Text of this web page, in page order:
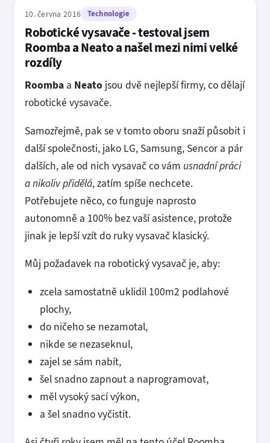
10. června 2016 Technologie
Robotické vysavače - testoval jsem
Roomba a Neato a našel mezi nimi velké
rozdíly
Roomba a Neato jsou dvě nejlepší firmy, co dělají
robotické vysavače.
Samozřejmě, pak se v tomto oboru snaží působit i
další společnosti, jako LG, Samsung, Sencor a pár
dalších, ale od nich vysavač co vám usnadní práci
a nikoliv přidělá, zatím spíše nechcete.
Potřebujete něco, co funguje naprosto
autonomně a 100% bez vaší asistence, protože
jinak je lepší vzít do ruky vysavač klasický.
Můj požadavek na robotický vysavač je, aby:
zcela samostatně uklidil 100m2 podlahové
plochy,
do ničeho se nezamotal,
nikde se nezaseknul,
zajel se sám nabít,
šel snadno zapnout a naprogramovat,
měl vysoký sací výkon,
a šel snadno vyčistit.